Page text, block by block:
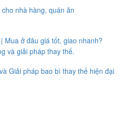
nhà hàng, quán ăn
Mua ở đâu giá tốt, giao nhanh?
Giải pháp bao bì thay thế hiện đại